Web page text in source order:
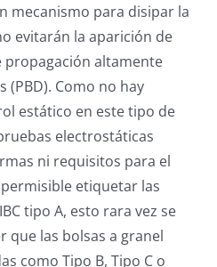
mecanismo para disipar la
evitarán la aparición de
propagación altamente
(PBD). Como no hay
estático en este tipo de
electrostáticas
ni requisitos para el
etiquetar las
tipo A, esto rara vez se
que las bolsas a granel
como Tipo B, Tipo C o